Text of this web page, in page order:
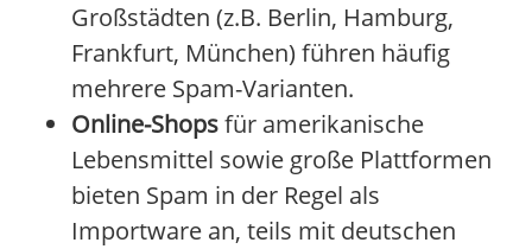
Großstädten (z.B. Berlin, Hamburg,
Frankfurt, München) führen häufig
mehrere Spam-Varianten.
Online-Shopsfür amerikanische
Lebensmittel sowie große Plattformen
bieten Spam in der Regel als
Importware an, teils mit deutschen